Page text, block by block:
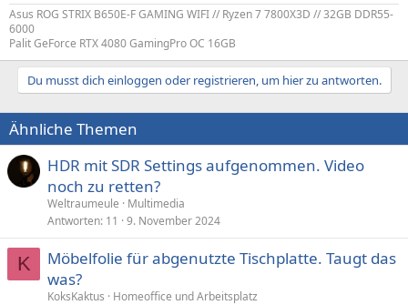
Asus ROG STRIX B650E-F GAMING WIFI // Ryzen 7 7800X3D // 32GB DDR55-
6000
Palit GeForce RTX 4080 GamingPro OC 16GB
Du musst dich einloggen oder registrieren, um hier zu antworten.
Ähnliche Themen
HDR mit SDR Settings aufgenommen. Video
noch zu retten?
Weltraumeule
Multimedia
Antworten 11 9. November 2024
K
Möbelfolie für abgenutzte Tischplatte. Taugt das
was?
KoksKaktus
Homeoffice und Arbeitsplatz